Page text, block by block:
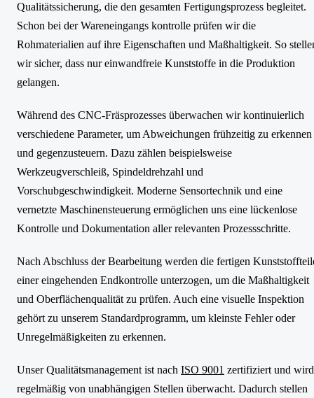
Qualitätssicherung, die den gesamten Fertigungsprozess begleitet.
Schon bei der Wareneingangs kontrolle prüfen wir die
Rohmaterialien auf ihre Eigenschaften und Maßhaltigkeit. So
wir sicher, dass nur einwandfreie Kunststoffe in die Produktion
gelangen.
Während des CNC-Fräsprozesses überwachen wir kontinuierlich
verschiedene Parameter, um Abweichungen frühzeitig zu erkennen
und gegenzusteuern. Dazu zählen beispielsweise
Werkzeugverschleiß, Spindeldrehzahl und
Vorschubgeschwindigkeit. Moderne Sensortechnik und eine
vernetzte Maschinensteuerung ermöglichen uns eine lückenlose
Kontrolle und Dokumentation aller relevanten Prozessschritte.
Nach Abschluss der Bearbeitung werden die fertigen
einer eingehenden Endkontrolle unterzogen, um die Maßhaltigkeit
und Oberflächenqualität zu prüfen. Auch eine visuelle Inspektion
gehört zu unserem Standardprogramm, um kleinste Fehler oder
Unregelmäßigkeiten zu erkennen.
Unser Qualitätsmanagement ist nach ISO 9001 zertifiziert und wird
regelmäßig von unabhängigen Stellen überwacht. Dadurch stellen